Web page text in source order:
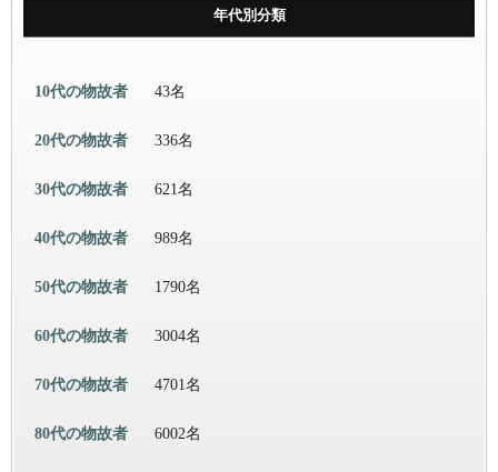
年代別分類
10代の物故者 43名
20代の物故者 336名
30代の物故者 621名
40代の物故者 989名
50代の物故者 1790名
60代の物故者 3004名
70代の物故者 4701名
80代の物故者 6002名